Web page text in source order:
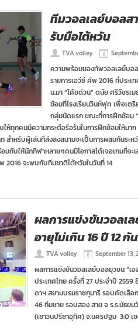
ทีมวอลเลย์บอลส
รับมือไต้หวัน
TVA volley
ความพร้อมของทัพวอลเลย์บอ
รายการเอวีซี คัพ 2016 ที่ประเ
น.มา “โค้ชด่วน” ดนัย ศรีวัชร
ซ้อมที่โรงเรียนวินห์ฟุค เพื่อเต
กลุ่มนัดแรก ขณะที่การฝึกซ้อม “
ห้ทุกคนมีความกระตือรือร้นในการฝึกซ้อมให้มา
สำหรับผู้เล่นที่ส่งลงสนามจะเป็นการผสมกันระห
กับให้นักกีฬาหลายๆคนมีโอกาสได้เจอเกมที่จะ
2016 จะพบกับทีมชาติไต้หวันในวันที่ 14
ผลการแข่งขันวอลเ
อายุไม่เกิน 16 ปี 12
TVA volley September 13,
ผลการแข่งขันวอลเลย์บอลยุวชน “เอ
ประเทศไทย ครั้งที่ 27 ประจำปี
ดาฯ สยามบรมราชกุมารี รอบคัดเลือ
46 ทีมชาย รอบสอง สาย จ ร.ร.มัธย
(เชาวนปรีชาอุทิศ) จ.นครปฐม 3:0 เซ